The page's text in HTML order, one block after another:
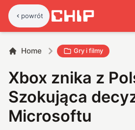
powrót
Home Gry i filmy
Xbox znika z
Szokująca
Microsoftu